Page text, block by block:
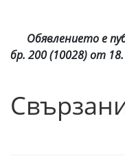
Обявлението е
бр. 200 (10028) от